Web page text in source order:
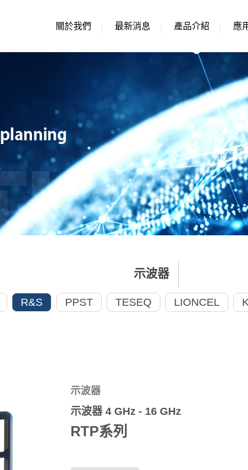
關於我們 最新消息 產品介紹 應
示波器
R&S PPST TESEQ LIONCEL
示波器
示波器 4 GHz - 16 GHz
RTP系列